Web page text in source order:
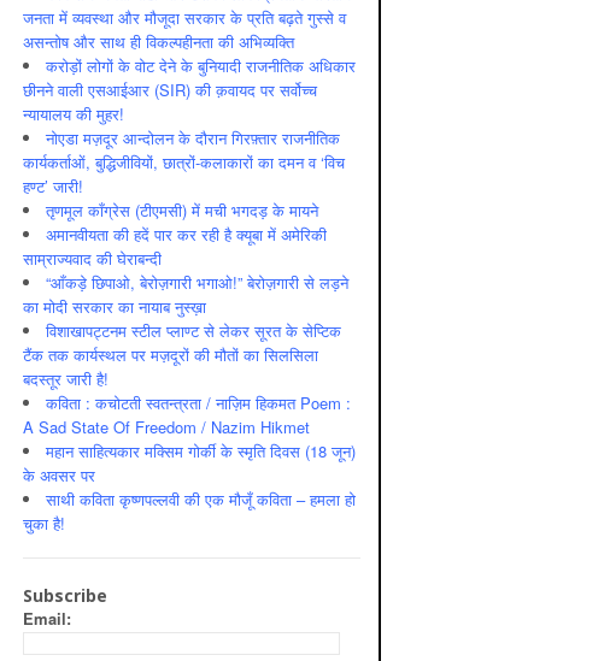
जनता में व्‍यवस्‍था और मौजूदा सरकार के प्रति बढ़ते गुस्‍से व
असन्‍तोष और साथ ही विकल्‍पहीनता की अभिव्‍यक्ति
करोड़ों लोगों के वोट देने के बुनियादी राजनीतिक अधिकार
छीनने वाली एसआईआर (SIR) की क़वायद पर सर्वोच्च
न्यायालय की मुहर!
नोएडा मज़दूर आन्दोलन के दौरान गिरफ़्तार राजनीतिक
कार्यकर्ताओं, बुद्धिजीवियों, छात्रों-कलाकारों का दमन व ‘विच
हण्ट’ जारी!
तृणमूल काँग्रेस (टीएमसी) में मची भगदड़ के मायने
अमानवीयता की हदें पार कर रही है क्यूबा में अमेरिकी
साम्राज्यवाद की घेराबन्दी
“आँकड़े छिपाओ, बेरोज़गारी भगाओ!” बेरोज़गारी से लड़ने
का मोदी सरकार का नायाब नुस्ख़ा
विशाखापट्टनम स्टील प्लाण्ट से लेकर सूरत के सेप्टिक
टैंक तक कार्यस्थल पर मज़दूरों की मौतों का सिलसिला
बदस्तूर जारी है!
कविता : कचोटती स्वतन्त्रता / नाज़िम हिकमत Poem :
A Sad State Of Freedom / Nazim Hikmet
महान साहित्यकार मक्सिम गोर्की के स्मृति दिवस (18 जून)
के अवसर पर
साथी कविता कृष्णपल्लवी की एक मौजूँ कविता – हमला हो
चुका है!
Subscribe
Email: